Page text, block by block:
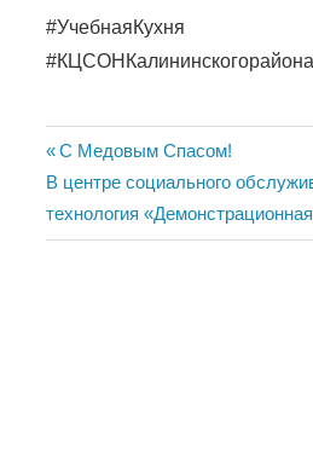
#УчебнаяКухня
#КЦСОНКалининскогорайона
Навигация
по
записям
Previous
Post:
C Медовым Спасом!
Next
Post:
В центре социального
технология